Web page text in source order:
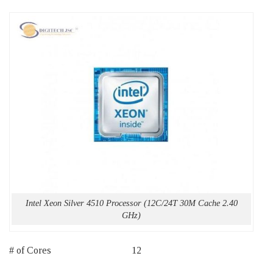
Intel Xeon Silver 4510 Processor (12C/24T 30M Cache 2.40
GHz)
# of Cores 12